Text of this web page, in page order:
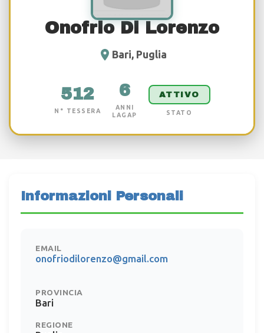
Onofrio Di Lorenzo
Bari, Puglia
512
N° TESSERA
6
ANNI
LAGAP
ATTIVO
STATO
Informazioni Personali
EMAIL
onofriodilorenzo@gmail.com
PROVINCIA
Bari
REGIONE